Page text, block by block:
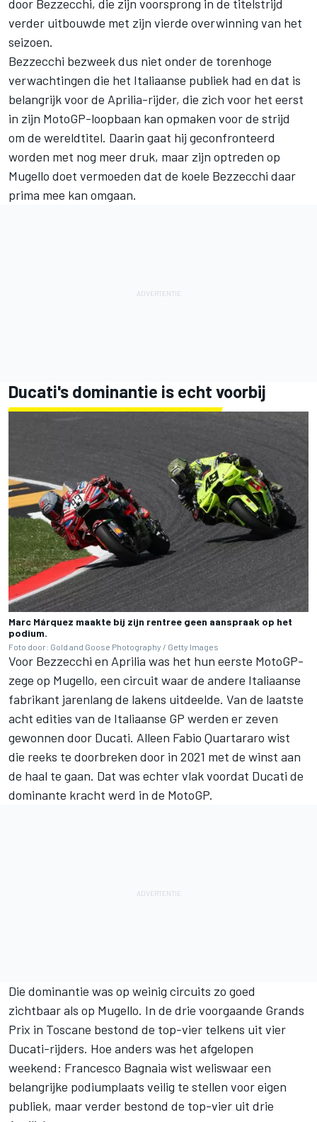
door Bezzecchi, die zijn voorsprong in de titelstrijd
verder uitbouwde met zijn vierde overwinning van het
seizoen.
Bezzecchi bezweek dus niet onder de torenhoge
verwachtingen die het Italiaanse publiek had en dat is
belangrijk voor de Aprilia-rijder, die zich voor het eerst
in zijn MotoGP-loopbaan kan opmaken voor de strijd
om de wereldtitel. Daarin gaat hij geconfronteerd
worden met nog meer druk, maar zijn optreden op
Mugello doet vermoeden dat de koele Bezzecchi daar
prima mee kan omgaan.
Ducati's dominantie is echt voorbij
Marc Márquez maakte bij zijn rentree geen aanspraak op het
podium.
Foto door: Gold and Goose Photography / Getty Images
Voor Bezzecchi en Aprilia was het hun eerste MotoGP-
zege op Mugello, een circuit waar de andere Italiaanse
fabrikant jarenlang de lakens uitdeelde. Van de laatste
acht edities van de Italiaanse GP werden er zeven
gewonnen door Ducati. Alleen Fabio Quartararo wist
die reeks te doorbreken door in 2021 met de winst aan
de haal te gaan. Dat was echter vlak voordat Ducati de
dominante kracht werd in de MotoGP.
Die dominantie was op weinig circuits zo goed
zichtbaar als op Mugello. In de drie voorgaande Grands
Prix in Toscane bestond de top-vier telkens uit vier
Ducati-rijders. Hoe anders was het afgelopen
weekend: Francesco Bagnaia wist weliswaar een
belangrijke podiumplaats veilig te stellen voor eigen
publiek, maar verder bestond de top-vier uit drie